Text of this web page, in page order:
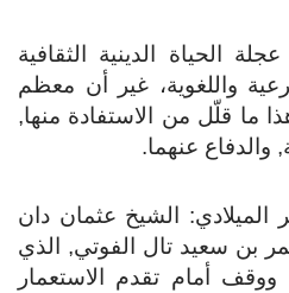
الحياة الدينية الثقافية
واللغوية، غير أن معظم
ما قلّل من الاستفادة منها,
والدفاع عنهما.
الشيخ عثمان دان
بن سعيد تال الفوتي, الذي
أمام تقدم الاستعمار